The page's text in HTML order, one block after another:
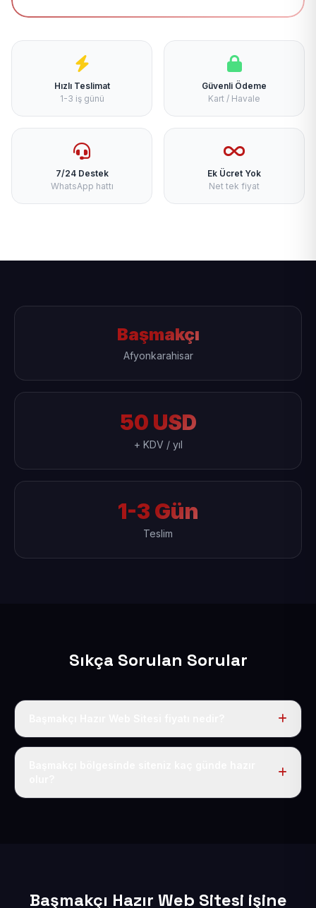
Hızlı Teslimat
1-3 iş günü
Güvenli Ödeme
Kart / Havale
7/24 Destek
WhatsApp hattı
Ek Ücret Yok
Net tek fiyat
Başmakçı
Afyonkarahisar
50 USD
+ KDV / yıl
1-3 Gün
Teslim
Sıkça Sorulan Sorular
Tek fiyat uygulanır: yıllık 50 USD + KDV. Bu bedele alan
Başmakçı Hazır Web Sitesi işine